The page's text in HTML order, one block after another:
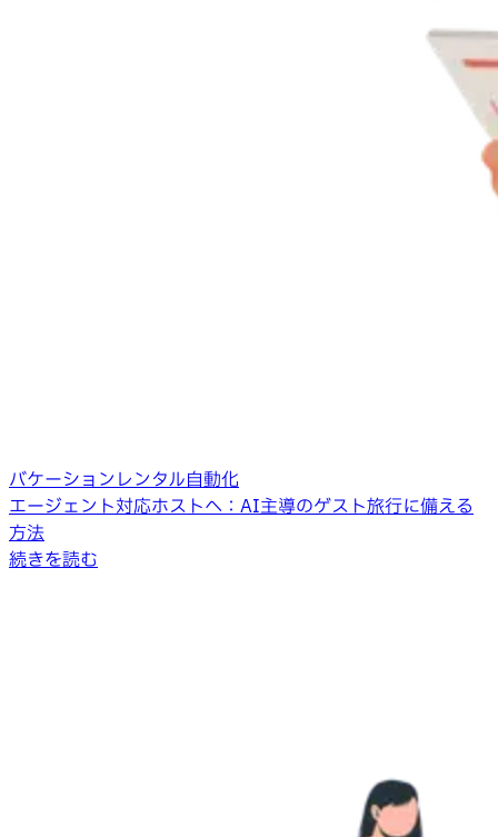
バケーションレンタル自動化
エージェント対応ホストへ：AI主導のゲスト旅行に備える
方法
続きを読む